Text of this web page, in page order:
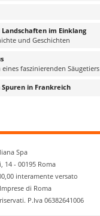
Landschaften im Einklang
und Geschichten
faszinierenden Säugetiers
in Frankreich
Spa
14 - 00195 Roma
interamente versato
di Roma
P.Iva 06382641006